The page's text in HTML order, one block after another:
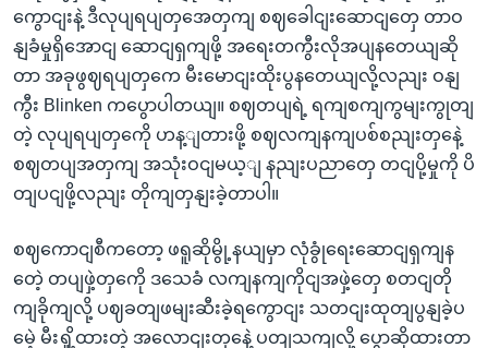
ကွောငျးနဲ့ ဒီလုပျရပျတှအေတှကျ စဈခေါငျးဆောငျတှေ တာဝ
နျခံမှုရှိအောငျ ဆောငျရှကျဖို့ အရေးတကွီးလိုအပျနတေယျဆို
တာ အခုဖွဈရပျတှကေ မီးမောငျးထိုးပွနတေယျလို့လညျး ဝနျ
ကွီး Blinken ကပွောပါတယျ။ စဈတပျရဲ့ ရကျစကျကွမျးကွုတျ
တဲ့ လုပျရပျတှကေို ဟန့ျတားဖို့ စဈလကျနကျပစ်စညျးတှနေဲ့
စဈတပျအတှကျ အသုံးဝငျမယ့ျ နညျးပညာတှေ တငျပို့မှုကို ပိ
တျပငျဖို့လညျး တိုကျတှနျးခဲ့တာပါ။
စဈကောငျစီကတော့ ဖရူဆိုမွို့နယျမှာ လုံခွုံရေးဆောငျရှကျန
တေဲ့ တပျဖှဲ့တှကေို ဒသေခံ လကျနကျကိုငျအဖှဲ့တှေ စတငျတို
ကျခိုကျလို့ ပဈခတျဖမျးဆီးခဲ့ရကွောငျး သတငျးထုတျပွနျခဲ့ပ
မေဲ့ မီးရှို့ထားတဲ့ အလောငျးတှနေဲ့ ပတျသကျလို့ ပွောဆိုထားတာ